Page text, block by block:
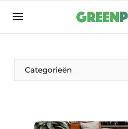
Aanmelden
Bedrijven
Contact
Categorieën